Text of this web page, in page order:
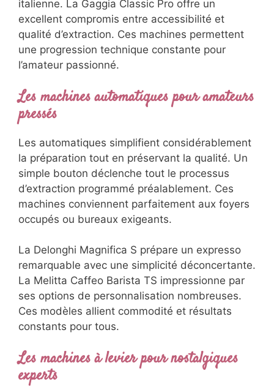
italienne. La Gaggia Classic Pro offre un
excellent compromis entre accessibilité et
qualité d’extraction. Ces machines permettent
une progression technique constante pour
l’amateur passionné.
Les machines automatiques pour amateurs
pressés
Les automatiques simplifient considérablement
la préparation tout en préservant la qualité. Un
simple bouton déclenche tout le processus
d’extraction programmé préalablement. Ces
machines conviennent parfaitement aux foyers
occupés ou bureaux exigeants.
La Delonghi Magnifica S prépare un expresso
remarquable avec une simplicité déconcertante.
La Melitta Caffeo Barista TS impressionne par
ses options de personnalisation nombreuses.
Ces modèles allient commodité et résultats
constants pour tous.
Les machines à levier pour nostalgiques
experts